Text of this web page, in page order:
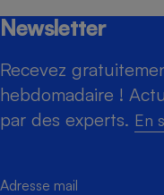
Newsletter
Recevez
hebdomadaire !
par des experts. En
Adresse mail